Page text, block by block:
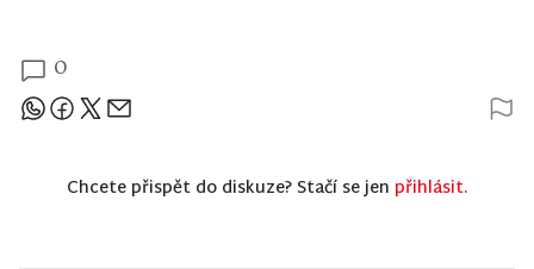
0
Sdílejte článek
Chcete přispět do diskuze? Stačí se jen přihlásit.